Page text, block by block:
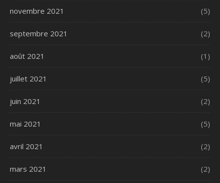
novembre 2021 (5)
septembre 2021 (2)
août 2021 (1)
juillet 2021 (5)
juin 2021 (2)
mai 2021 (5)
avril 2021 (2)
mars 2021 (2)